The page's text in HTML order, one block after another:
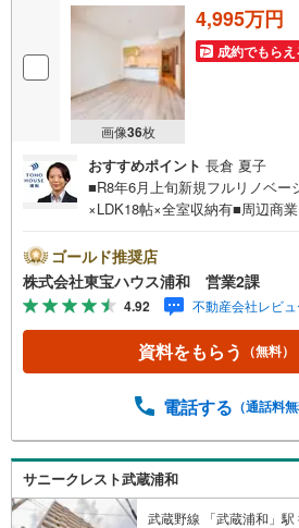
画像36枚
4,995万円
成約でもらえ
おすすめポイント 長倉 夏子
■R8年6月上旬新規フルリノベー
×LDK18帖×全室収納有■周辺商
ント！営業時間:7:00～22:00（年
はお電話でのお問い合わせがス
ひお気軽にご連絡下さい！東宝
ンズグループ 東宝ハウス浦和
宝ハウス浦和の住宅ローン■変
住宅ローン金利優遇割の最大適
額の差額:303万円※2026年7月末
東宝ハウスのライフパートナー
ニング、かけつけサポート、
サービスがございます
ゴールド推奨店
株式会社東宝ハウス浦和 営業2課
4.92 不動産会社レビ
資料をもらう （無料）
電話する （通話料無
サニークレスト武蔵浦和
武蔵野線 「武蔵浦和」